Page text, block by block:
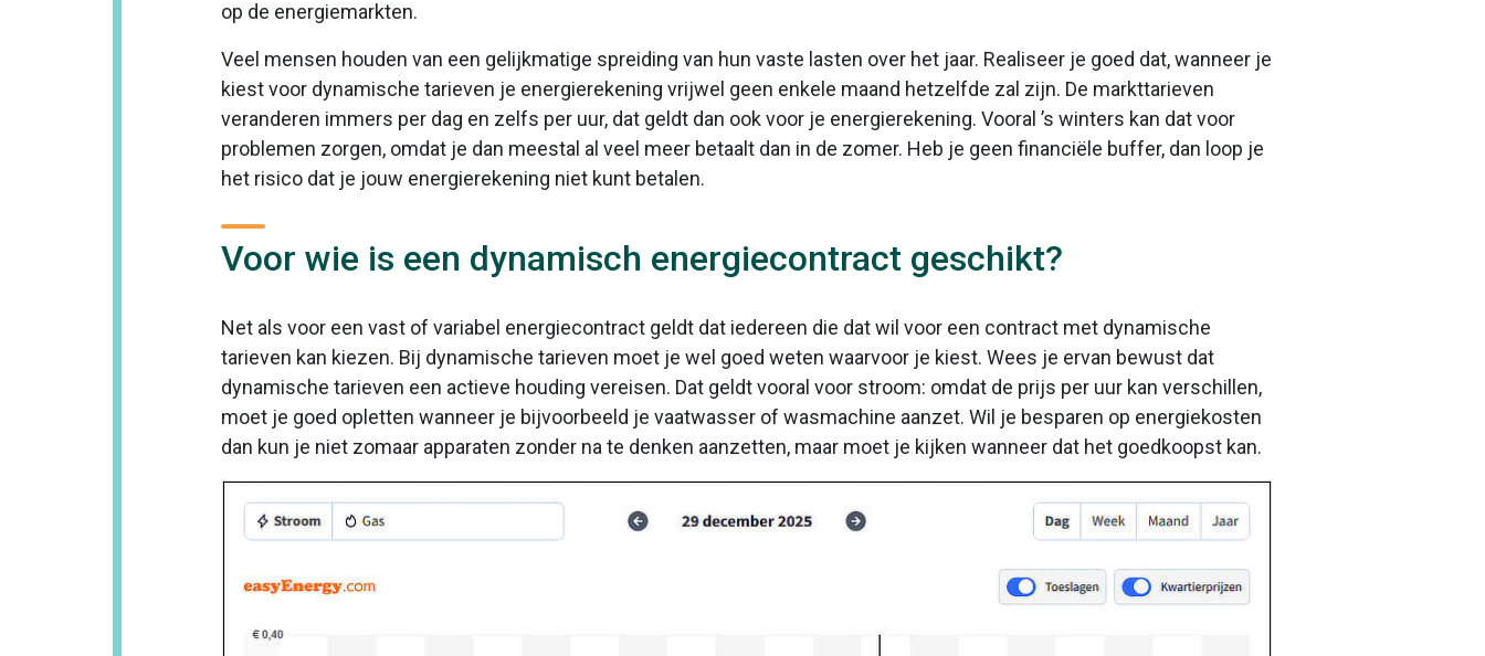
op de energiemarkten.
Veel mensen houden van een gelijkmatige spreiding van hun vaste lasten over het jaar. Realiseer je goed dat, wanneer je
kiest voor dynamische tarieven je energierekening vrijwel geen enkele maand hetzelfde zal zijn. De markttarieven
veranderen immers per dag en zelfs per uur, dat geldt dan ook voor je energierekening. Vooral ’s winters kan dat voor
problemen zorgen, omdat je dan meestal al veel meer betaalt dan in de zomer. Heb je geen financiële buffer, dan loop je
het risico dat je jouw energierekening niet kunt betalen.
Voor wie is een dynamisch energiecontract geschikt?
Net als voor een vast of variabel energiecontract geldt dat iedereen die dat wil voor een contract met dynamische
tarieven kan kiezen. Bij dynamische tarieven moet je wel goed weten waarvoor je kiest. Wees je ervan bewust dat
dynamische tarieven een actieve houding vereisen. Dat geldt vooral voor stroom: omdat de prijs per uur kan verschillen,
moet je goed opletten wanneer je bijvoorbeeld je vaatwasser of wasmachine aanzet. Wil je besparen op energiekosten
dan kun je niet zomaar apparaten zonder na te denken aanzetten, maar moet je kijken wanneer dat het goedkoopst kan.